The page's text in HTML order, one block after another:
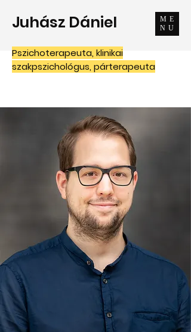
Juhász Dániel
ME
NU
Pszichoterapeuta, klinikai
szakpszichológus, párterapeuta